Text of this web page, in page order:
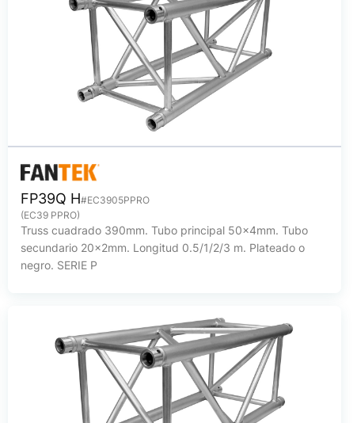
FP39Q H#EC3905PPRO
(EC39 PPRO)
Truss cuadrado 390mm. Tubo principal 50x4mm. Tubo
secundario 20x2mm. Longitud 0.5/1/2/3 m. Plateado o
negro. SERIE P